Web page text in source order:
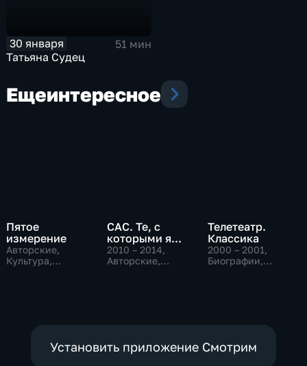
30 января
51 мин
Татьяна Судец
Ещеинтересное
Пятое
измерение
Авторские,
Культура,
САС. Те, с
которыми я...
2010 – 2014,
Авторские,
Телетеатр.
Классика
2000 – 2001,
Биографии,
Установить приложение Смотрим